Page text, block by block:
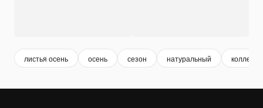
листья осень осень сезон натуральный